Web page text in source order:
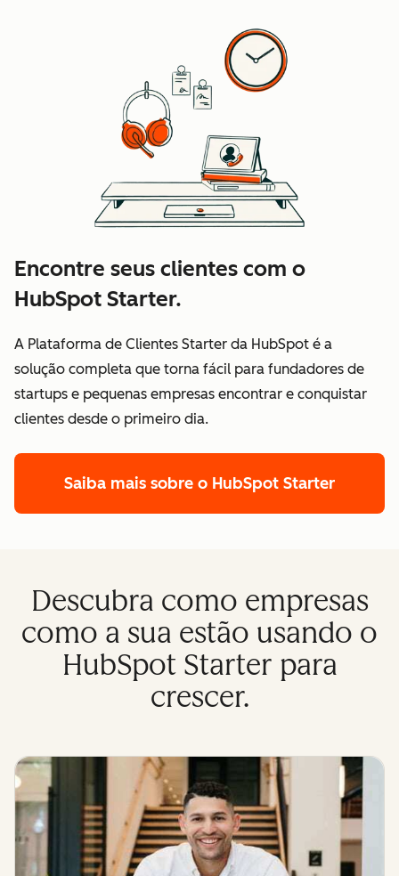
Encontre seus clientes com o
HubSpot Starter.
A Plataforma de Clientes Starter da HubSpot é a
solução completa que torna fácil para fundadores de
startups e pequenas empresas encontrar e conquistar
clientes desde o primeiro dia.
Saiba mais sobre o HubSpot Starter
Descubra como empresas
como a sua estão usando o
HubSpot Starter para
crescer.